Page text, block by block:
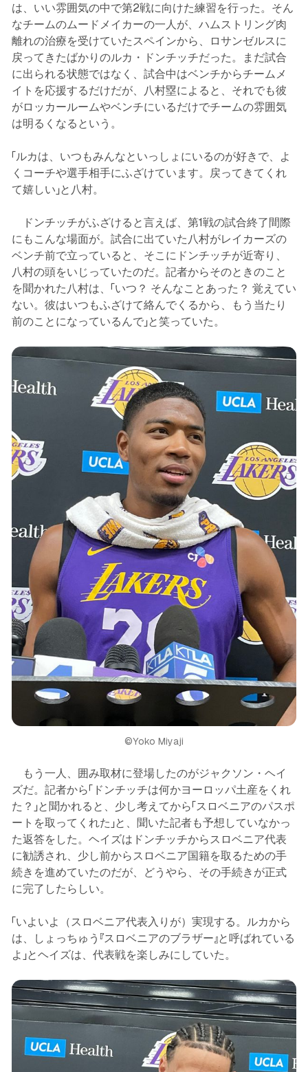
は、いい雰囲気の中で第2戦に向けた練習を行った。そん
なチームのムードメイカーの一人が、ハムストリング肉
離れの治療を受けていたスペインから、ロサンゼルスに
戻ってきたばかりのルカ・ドンチッチだった。まだ試合
に出られる状態ではなく、試合中はベンチからチームメ
イトを応援するだけだが、八村塁によると、それでも彼
がロッカールームやベンチにいるだけでチームの雰囲気
は明るくなるという。
「ルカは、いつもみんなといっしょにいるのが好きで、よ
くコーチや選手相手にふざけています。戻ってきてくれ
て嬉しい」と八村。
ドンチッチがふざけると言えば、第1戦の試合終了間際
にもこんな場面が。試合に出ていた八村がレイカーズの
ベンチ前で立っていると、そこにドンチッチが近寄り、
八村の頭をいじっていたのだ。記者からそのときのこと
を聞かれた八村は、「いつ？ そんなことあった？ 覚えてい
ない。彼はいつもふざけて絡んでくるから、もう当たり
前のことになっているんで」と笑っていた。
©️Yoko Miyaji
もう一人、囲み取材に登場したのがジャクソン・ヘイ
ズだ。記者から「ドンチッチは何かヨーロッパ土産をくれ
た？」と聞かれると、少し考えてから「スロベニアのパスポ
ートを取ってくれた」と、聞いた記者も予想していなかっ
た返答をした。ヘイズはドンチッチからスロベニア代表
に勧誘され、少し前からスロベニア国籍を取るための手
続きを進めていたのだが、どうやら、その手続きが正式
に完了したらしい。
「いよいよ（スロベニア代表入りが）実現する。ルカから
は、しょっちゅう『スロベニアのブラザー』と呼ばれている
よ」とヘイズは、代表戦を楽しみにしていた。